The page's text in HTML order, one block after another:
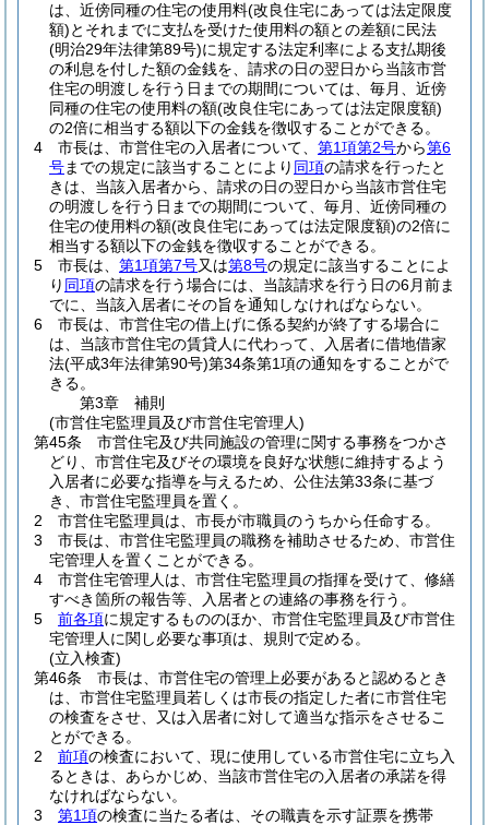
は、近傍同種の住宅の使用料(改良住宅にあっては法定限度
額)とそれまでに支払を受けた使用料の額との差額に民法
(明治29年法律第89号)に規定する法定利率による支払期後
の利息を付した額の金銭を、請求の日の翌日から当該市営
住宅の明渡しを行う日までの期間については、毎月、近傍
同種の住宅の使用料の額(改良住宅にあっては法定限度額)
の2倍に相当する額以下の金銭を徴収することができる。
4
市長は、市営住宅の入居者について、 第1項第2号から第6
号までの規定に該当することにより 同項の請求を行ったと
きは、当該入居者から、請求の日の翌日から当該市営住宅
の明渡しを行う日までの期間について、毎月、近傍同種の
住宅の使用料の額(改良住宅にあっては法定限度額)の2倍に
相当する額以下の金銭を徴収することができる。
5
市長は、 第1項第7号又は第8号の規定に該当することによ
り 同項の請求を行う場合には、当該請求を行う日の6月前ま
でに、当該入居者にその旨を通知しなければならない。
6
市長は、市営住宅の借上げに係る契約が終了する場合に
は、当該市営住宅の賃貸人に代わって、入居者に借地借家
法(平成3年法律第90号)第34条第1項の通知をすることがで
きる。
第3章
補則
(市営住宅監理員及び市営住宅管理人)
第45条
市営住宅及び共同施設の管理に関する事務をつかさ
どり、市営住宅及びその環境を良好な状態に維持するよう
入居者に必要な指導を与えるため、公住法第33条に基づ
き、市営住宅監理員を置く。
2
市営住宅監理員は、市長が市職員のうちから任命する。
3
市長は、市営住宅監理員の職務を補助させるため、市営住
宅管理人を置くことができる。
4
市営住宅管理人は、市営住宅監理員の指揮を受けて、修繕
すべき箇所の報告等、入居者との連絡の事務を行う。
5
前各項に規定するもののほか、市営住宅監理員及び市営住
宅管理人に関し必要な事項は、規則で定める。
(立入検査)
第46条
市長は、市営住宅の管理上必要があると認めるとき
は、市営住宅監理員若しくは市長の指定した者に市営住宅
の検査をさせ、又は入居者に対して適当な指示をさせるこ
とができる。
2
前項の検査において、現に使用している市営住宅に立ち入
るときは、あらかじめ、当該市営住宅の入居者の承諾を得
なければならない。
3
第1項の検査に当たる者は、その職責を示す証票を携帯